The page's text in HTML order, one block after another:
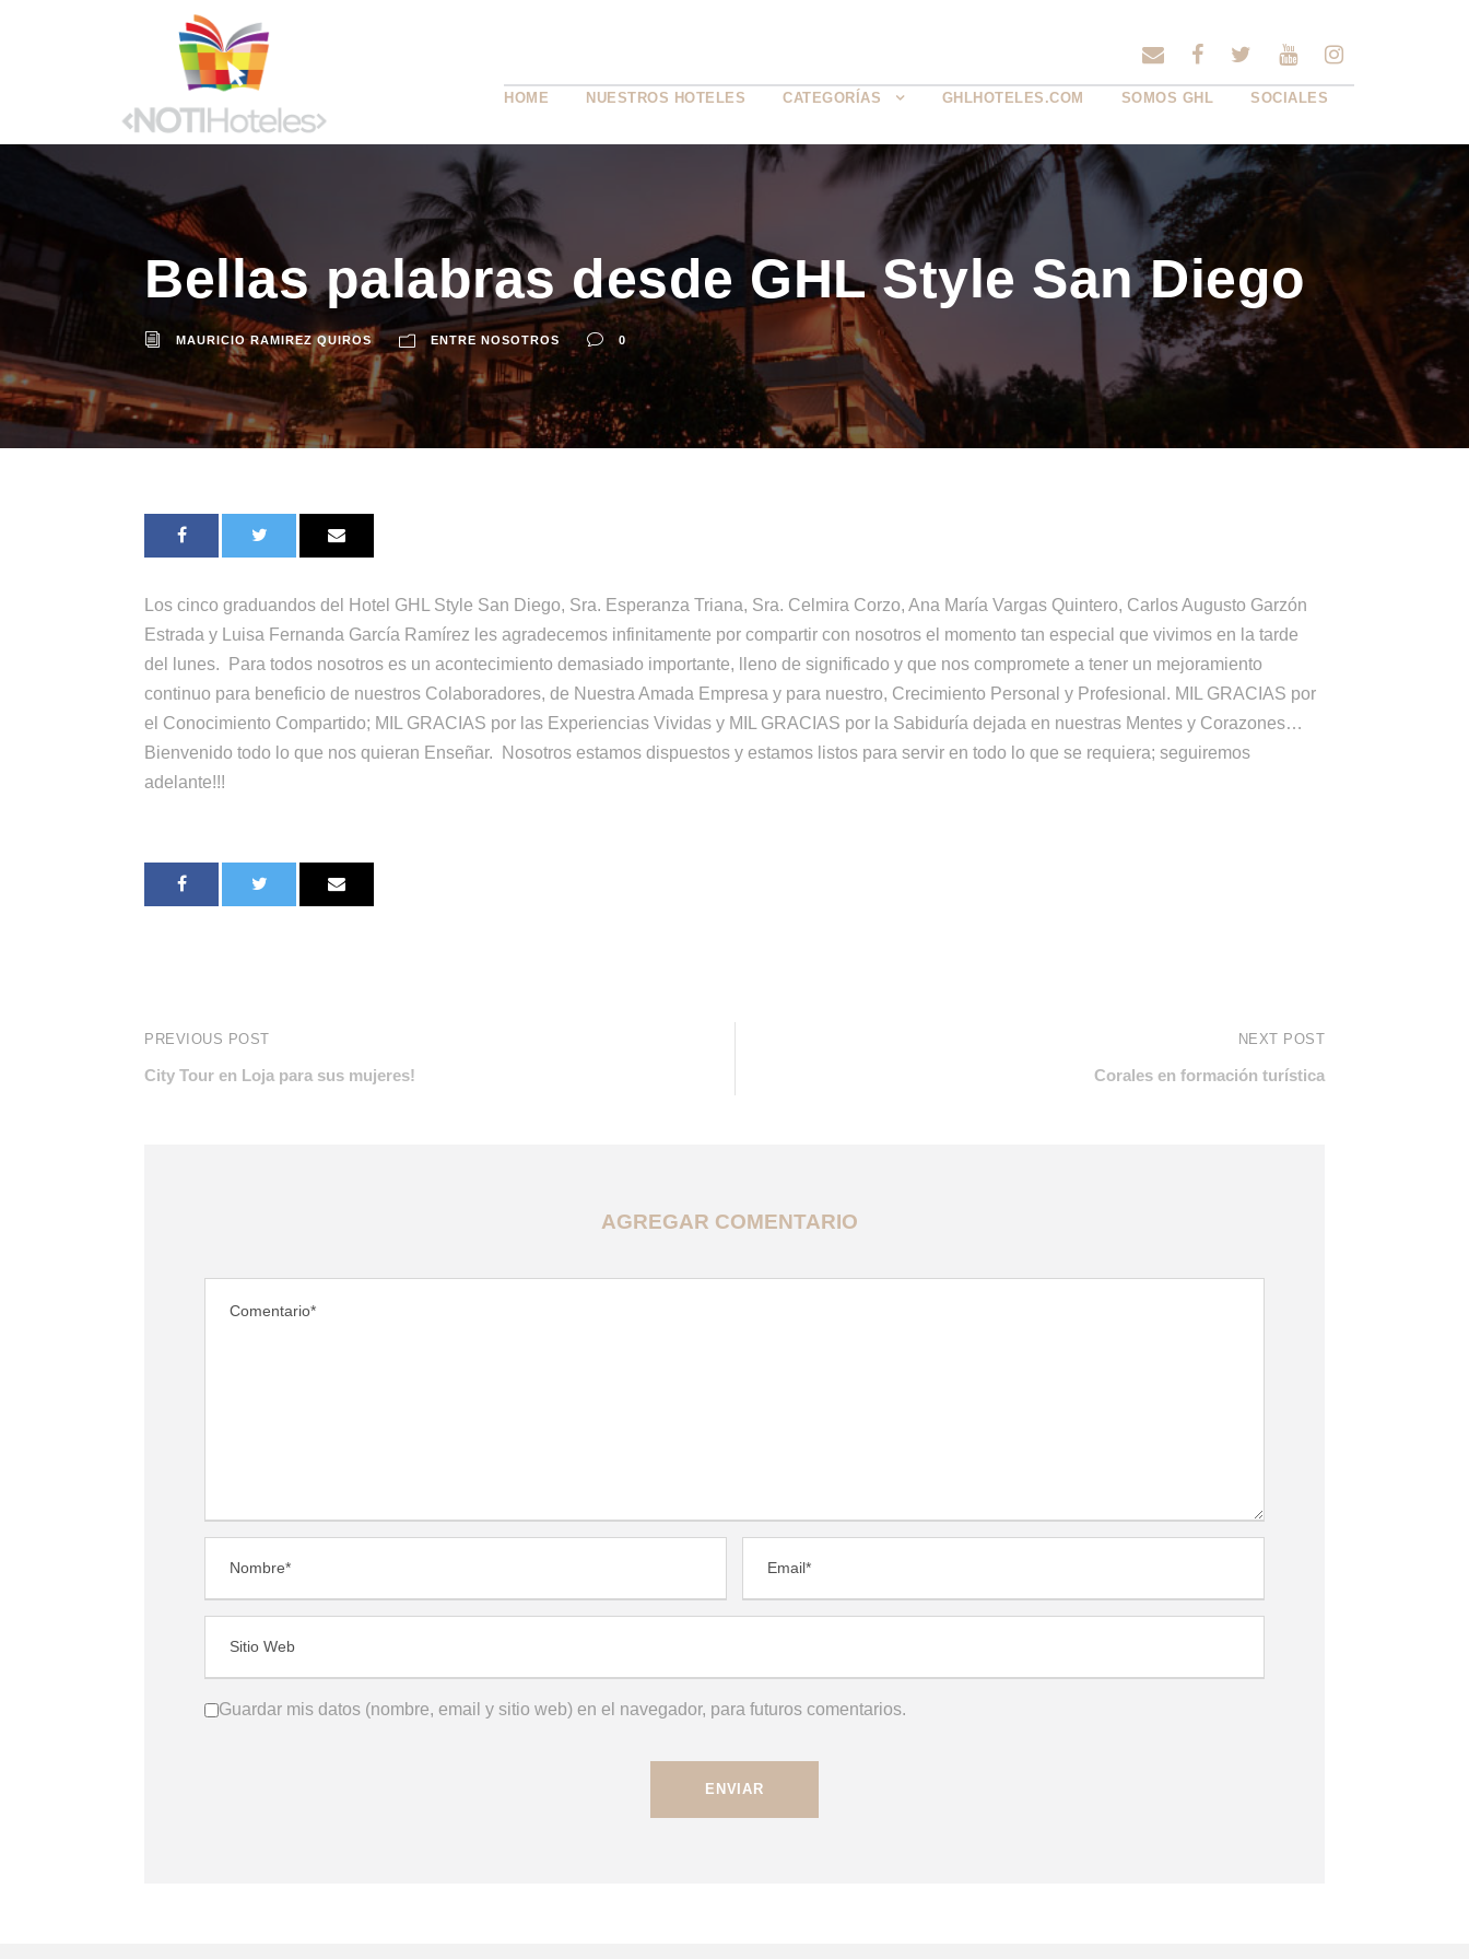
HOME NUESTROS HOTELES CATEGORÍAS GHLHOTELES.COM SOMOS GHL SOCIALES
Bellas palabras desde GHL Style San Diego
MAURICIO RAMIREZ QUIROS ENTRE NOSOTROS 0
Los cinco graduandos del Hotel GHL Style San Diego, Sra. Esperanza Triana, Sra. Celmira Corzo, Ana María Vargas Quintero, Carlos Augusto Garzón
Estrada y Luisa Fernanda García Ramírez les agradecemos infinitamente por compartir con nosotros el momento tan especial que vivimos en la tarde
del lunes. Para todos nosotros es un acontecimiento demasiado importante, lleno de significado y que nos compromete a tener un mejoramiento
continuo para beneficio de nuestros Colaboradores, de Nuestra Amada Empresa y para nuestro, Crecimiento Personal y Profesional. MIL GRACIAS por
el Conocimiento Compartido; MIL GRACIAS por las Experiencias Vividas y MIL GRACIAS por la Sabiduría dejada en nuestras Mentes y Corazones…
Bienvenido todo lo que nos quieran Enseñar. Nosotros estamos dispuestos y estamos listos para servir en todo lo que se requiera; seguiremos
adelante!!!
PREVIOUS POST
City Tour en Loja para sus mujeres!
NEXT POST
Corales en formación turística
AGREGAR COMENTARIO
Guardar mis datos (nombre, email y sitio web) en el navegador, para futuros comentarios.